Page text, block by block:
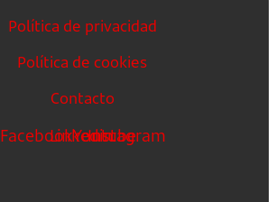
Política de privacidad
Política de cookies
Contacto
FacebookLinkedin
Youtube
Instagram